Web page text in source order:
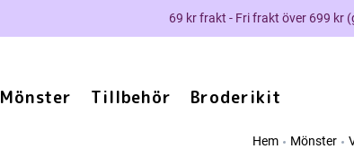
69 kr frakt - Fri frakt över 699 kr
Mönster Tillbehör Broderikit
Hem Mönster